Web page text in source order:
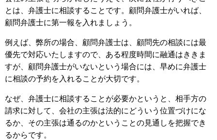
とは、弁護士に相談することです。顧問弁護士がいれば、
顧問弁護士に第一報を入れましょう。
例えば、弊所の場合、顧問弁護士は、顧問先の相談には最
優先で対応いたしますので、ある程度時間に融通はききま
すが、顧問弁護士がいないという場合には、早めに弁護士
に相談の予約を入れることが大切です。
なぜ、弁護士に相談することが必要かというと、相手方の
請求に対して、会社の主張は法的にどういう位置づけにな
るか、その主張は通るのかということの見通しを把握でき
るからです。